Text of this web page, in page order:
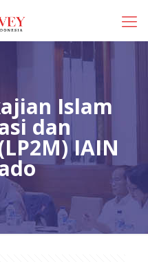
Islam
dan
IAIN